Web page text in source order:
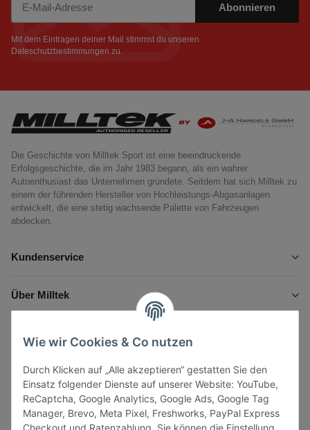
Wie wir Cookies & Co nutzen
Durch Klicken auf „Alle akzeptieren“ gestatten Sie den
Einsatz folgender Dienste auf unserer Website: YouTube,
ReCaptcha, Google Analytics, Google Ads, Google Tag
Manager, Brevo, Meta Pixel, Freshworks, PayPal Express
Checkout und Ratenzahlung. Sie können die Einstellung
Abonnieren
Mit dem Eintragen deiner Mail stimmst du unseren
Dateschutzbestimmungen zu.
Die Geschichte von Milltek Sport ist eine beeindruckende
Erfolgsgeschichte, die im Jahr 1983 begann, als ein wahrer
Autoenthusiast das Unternehmen gründete. Seitdem hat sich Milltek zu
einem der führenden Hersteller von Hochleistungs-Abgasanlagen
entwickelt, die eine stetig wachsende Palette von Fahrzeugen
abdecken.
Kundenservice
Über Milltek
Gesetzliche Informationen